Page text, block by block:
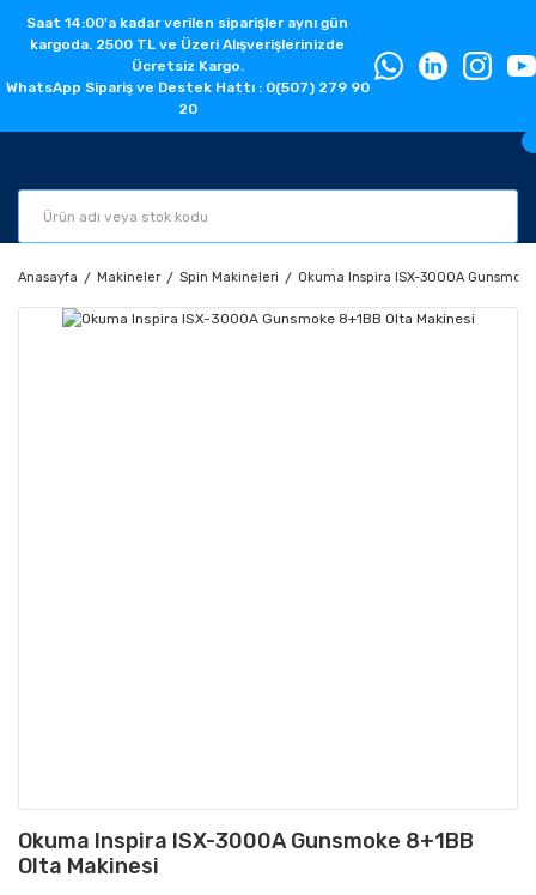
Saat 14:00'a kadar verilen siparişler aynı gün
kargoda. 2500 TL ve Üzeri Alışverişlerinizde
Ücretsiz Kargo.
WhatsApp Sipariş ve Destek Hattı : 0(507) 279 90
20
Anasayfa Makineler Spin Makineleri Okuma Inspira ISX-3000A
Okuma Inspira ISX-3000A Gunsmoke 8+1BB
Olta Makinesi